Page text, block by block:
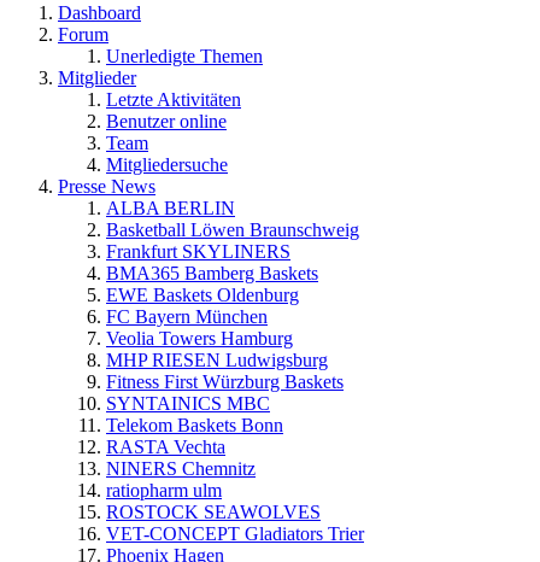
Dashboard
Forum
Unerledigte Themen
Mitglieder
Letzte Aktivitäten
Benutzer online
Team
Mitgliedersuche
Presse News
ALBA BERLIN
Basketball Löwen Braunschweig
Frankfurt SKYLINERS
BMA365 Bamberg Baskets
EWE Baskets Oldenburg
FC Bayern München
Veolia Towers Hamburg
MHP RIESEN Ludwigsburg
Fitness First Würzburg Baskets
SYNTAINICS MBC
Telekom Baskets Bonn
RASTA Vechta
NINERS Chemnitz
ratiopharm ulm
ROSTOCK SEAWOLVES
VET-CONCEPT Gladiators Trier
Phoenix Hagen